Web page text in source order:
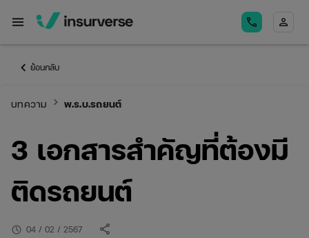
menu call person
keyboard_arrow_left ย้อนกลับ
บทความ keyboard_arrow_right พ.ร.บ.รถยนต์
3 เอกสารสำคัญที่ต้องมี
ติดรถยนต์
schedule 04 / 02 / 2567 share